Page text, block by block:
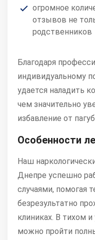
огромное
отзывов не
родственников
Благодаря
индивидуальному
удается наладить
чем значительно
избавление от
Особенности
Наш
Днепре успешно
случаями, помогая
безрезультатно
клиниках. В тихом
можно пройти